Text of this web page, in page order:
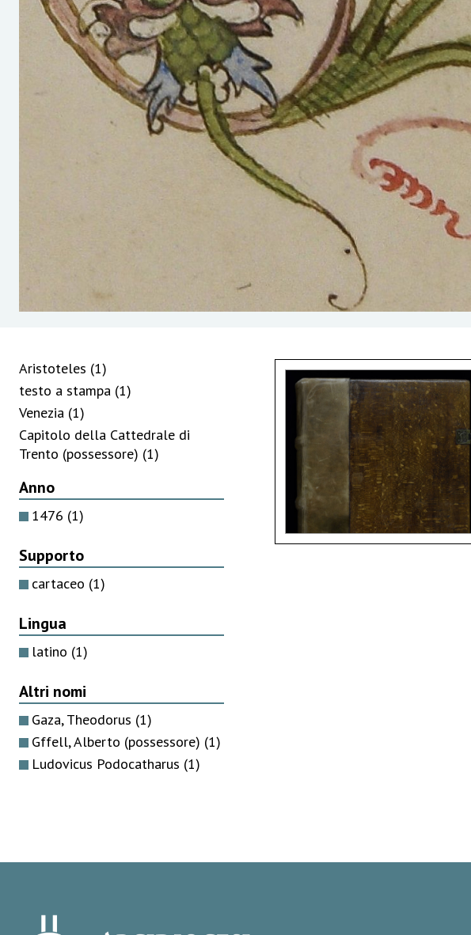
Aristoteles (1)
testo a stampa (1)
Venezia (1)
Capitolo della Cattedrale di
Trento (possessore) (1)
Anno
1476 (1)
Supporto
cartaceo (1)
Lingua
latino (1)
Altri nomi
Gaza, Theodorus (1)
Gffell, Alberto (possessore) (1)
Ludovicus Podocatharus (1)